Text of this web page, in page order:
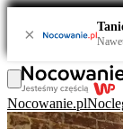
×
Nocowanie.pl